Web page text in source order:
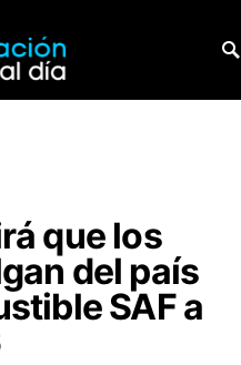
que los
del país
SAF a